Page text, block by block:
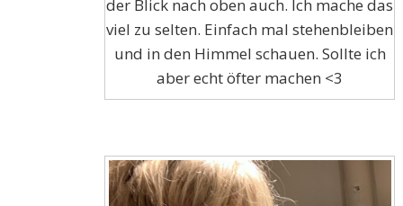
der Blick nach oben auch. Ich mache das
viel zu selten. Einfach mal stehenbleiben
und in den Himmel schauen. Sollte ich
aber echt öfter machen <3